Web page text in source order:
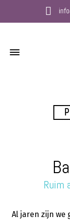
Ruim
Al jaren zijn we